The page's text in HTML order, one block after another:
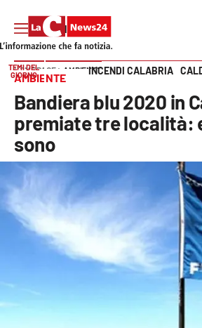
SEZIONI
Cronaca
Politica
Attualità
Economia e lavoro
Italia Mondo
Vai
TEMI DEL
GIORNO
INCENDI CALABRIA
HOME PAGE AMBIENTE
AMBIENTE
Bandiera blu 2020 in
premiate tre località:
sono